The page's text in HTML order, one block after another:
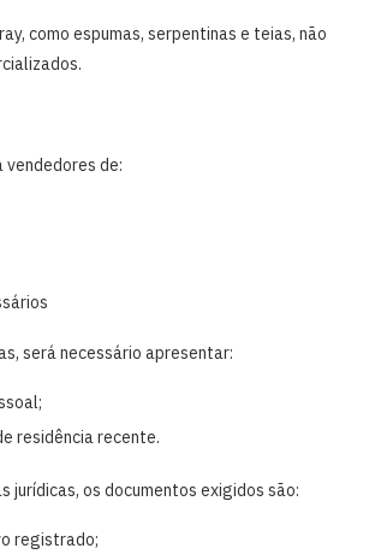
como espumas, serpentinas e teias, não
vendedores de:
será necessário apresentar:
residência recente.
jurídicas, os documentos exigidos são:
registrado;